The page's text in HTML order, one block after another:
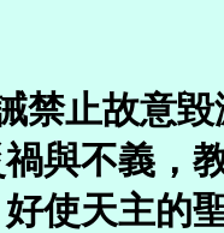
禁止故意
與不義，
使天主的